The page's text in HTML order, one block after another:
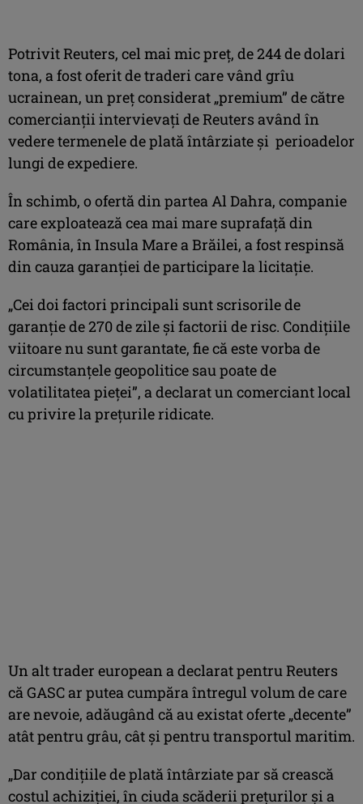
Potrivit Reuters, cel mai mic preț, de 244 de dolari
tona, a fost oferit de traderi care vând grîu
ucrainean, un preț considerat „premium” de către
comercianții intervievați de Reuters având în
vedere termenele de plată întârziate și perioadelor
lungi de expediere.
În schimb, o ofertă din partea Al Dahra, companie
care exploatează cea mai mare suprafață din
România, în Insula Mare a Brăilei, a fost respinsă
din cauza garanției de participare la licitație.
„Cei doi factori principali sunt scrisorile de
garanție de 270 de zile și factorii de risc. Condițiile
viitoare nu sunt garantate, fie că este vorba de
circumstanțele geopolitice sau poate de
volatilitatea pieței”, a declarat un comerciant local
cu privire la prețurile ridicate.
Un alt trader european a declarat pentru Reuters
că GASC ar putea cumpăra întregul volum de care
are nevoie, adăugând că au existat oferte „decente”
atât pentru grâu, cât și pentru transportul maritim.
„Dar condițiile de plată întârziate par să crească
costul achiziției, în ciuda scăderii prețurilor și a